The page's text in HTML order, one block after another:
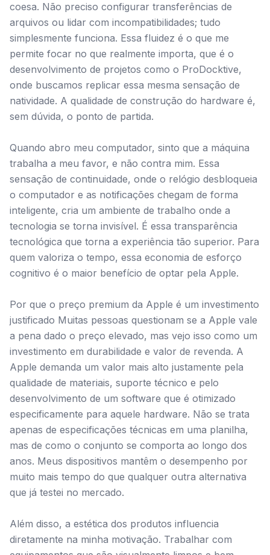
coesa. Não preciso configurar transferências de
arquivos ou lidar com incompatibilidades; tudo
simplesmente funciona. Essa fluidez é o que me
permite focar no que realmente importa, que é o
desenvolvimento de projetos como o ProDocktive,
onde buscamos replicar essa mesma sensação de
natividade. A qualidade de construção do hardware é,
sem dúvida, o ponto de partida.
Quando abro meu computador, sinto que a máquina
trabalha a meu favor, e não contra mim. Essa
sensação de continuidade, onde o relógio desbloqueia
o computador e as notificações chegam de forma
inteligente, cria um ambiente de trabalho onde a
tecnologia se torna invisível. É essa transparência
tecnológica que torna a experiência tão superior. Para
quem valoriza o tempo, essa economia de esforço
cognitivo é o maior benefício de optar pela Apple.
Por que o preço premium da Apple é um investimento
justificado Muitas pessoas questionam se a Apple vale
a pena dado o preço elevado, mas vejo isso como um
investimento em durabilidade e valor de revenda. A
Apple demanda um valor mais alto justamente pela
qualidade de materiais, suporte técnico e pelo
desenvolvimento de um software que é otimizado
especificamente para aquele hardware. Não se trata
apenas de especificações técnicas em uma planilha,
mas de como o conjunto se comporta ao longo dos
anos. Meus dispositivos mantêm o desempenho por
muito mais tempo do que qualquer outra alternativa
que já testei no mercado.
Além disso, a estética dos produtos influencia
diretamente na minha motivação. Trabalhar com